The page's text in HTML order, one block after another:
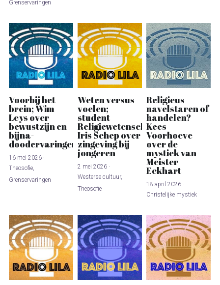
Grenservaringen
Voorbij het
brein; Wim
Leys over
bewustzijn en
bijna-
doodervaringen
16 mei 2026·
Theosofie,
Grenservaringen
Weten versus
voelen;
student
Religiewetenschappen
Iris Schep over
zingeving bij
jongeren
2 mei 2026·
Westerse cultuur,
Theosofie
Religieus
navelstaren of
handelen?
Kees
Voorhoeve
over de
mystiek van
Meister
Eckhart
18 april 2026·
Christelijke mystiek
Gurdjieff Ouspensky
Kashmir Shaivisme